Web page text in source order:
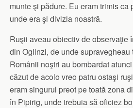
munte şi pădure. Eu eram trimis ca
unde era şi divizia noastră.
Ruşii aveau obiectiv de observaţie
din Oglinzi, de unde supravegheau
Românii noştri au bombardat
căzut de acolo vreo patru ostaşi
eram singurul preot pe toată zona
în Pipirig, unde trebuia să oficiez